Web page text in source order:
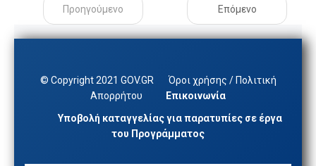
Προηγούμενο Επόμενο
© Copyright 2021 GOV.GR
Όροι χρήσης / Πολιτική
Απορρήτου
Επικοινωνία
Υποβολή καταγγελίας για παρατυπίες σε έργα
του Προγράμματος